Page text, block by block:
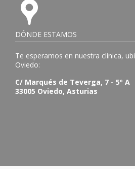
DÓNDE ESTAMOS
Te esperamos en nuestra clínica,
Oviedo:
C/ Marqués de Teverga, 7 - 5º A
33005 Oviedo, Asturias